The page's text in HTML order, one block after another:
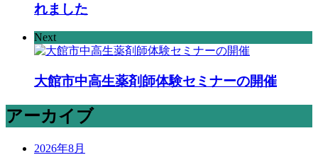
れました
Next
大館市中高生薬剤師体験セミナーの開催
アーカイブ
2026年8月